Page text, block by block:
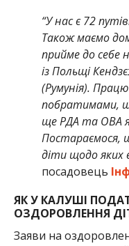
“У нас є 72
Також маємо
прийме до себе
із Польщі
(Румунія).
побратимами,
ще РДА та ОВА
Постараємося,
діти щодо яких
посадовець
ЯК У КАЛУШІ
ОЗДОРОВЛЕННЯ
Заяви на